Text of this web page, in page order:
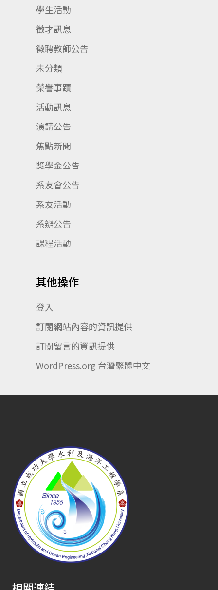
學生活動
徵才訊息
徵聘教師公告
未分類
榮譽事蹟
活動訊息
演講公告
焦點新聞
獎學金公告
系友會公告
系友活動
系辦公告
課程活動
其他操作
登入
訂閱網站內容的資訊提供
訂閱留言的資訊提供
WordPress.org 台灣繁體中文